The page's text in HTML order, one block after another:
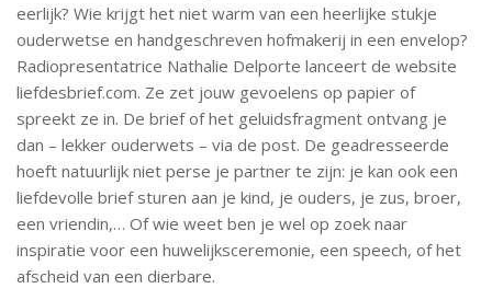
eerlijk? Wie krijgt het niet warm van een heerlijke stukje
ouderwetse en handgeschreven hofmakerij in een envelop?
Radiopresentatrice Nathalie Delporte lanceert de website
liefdesbrief.com. Ze zet jouw gevoelens op papier of
spreekt ze in. De brief of het geluidsfragment ontvang je
dan – lekker ouderwets – via de post. De geadresseerde
hoeft natuurlijk niet perse je partner te zijn: je kan ook een
liefdevolle brief sturen aan je kind, je ouders, je zus, broer,
een vriendin,… Of wie weet ben je wel op zoek naar
inspiratie voor een huwelijksceremonie, een speech, of het
afscheid van een dierbare.